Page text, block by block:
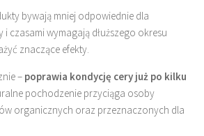
bywają mniej odpowiednie dla
czasami wymagają dłuższego okresu
znaczące efekty.
– poprawia kondycję cery już po kilku
pochodzenie przyciąga osoby
organicznych oraz przeznaczonych dla